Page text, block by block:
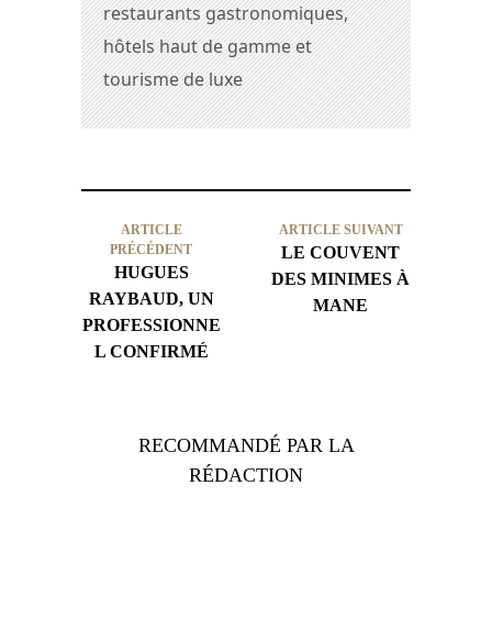
restaurants gastronomiques,
hôtels haut de gamme et
tourisme de luxe
ARTICLE
PRÉCÉDENT
HUGUES
RAYBAUD, UN
PROFESSIONNE
L CONFIRMÉ
ARTICLE SUIVANT
LE COUVENT
DES MINIMES À
MANE
RECOMMANDÉ PAR LA
RÉDACTION